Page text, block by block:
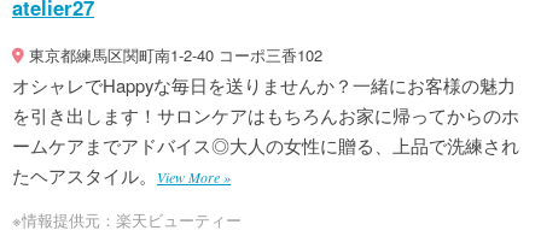
atelier27
東京都練馬区関町南1-2-40 コーポ三香102
オシャレでHappyな毎日を送りませんか？一緒にお客様の魅力
を引き出します！サロンケアはもちろんお家に帰ってからのホ
ームケアまでアドバイス◎大人の女性に贈る、上品で洗練され
たヘアスタイル。
View More »
※情報提供元：楽天ビューティー